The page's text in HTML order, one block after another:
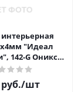
"Идеал
142-G Оникс
глянцевый
/шт